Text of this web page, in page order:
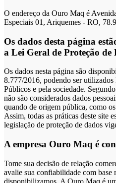
O endereço da Ouro Maq é
Especiais 01, Ariquemes - RO,
Os dados desta página
a Lei Geral de Proteção de
Os dados nesta página são
8.777/2016, podendo ser utilizados
Públicos e pela sociedade.
não são considerados dados
quando de origem pública, como
Assim, todas as práticas deste site
legislação de proteção de dados
A empresa Ouro Maq é
Tome sua decisão de relação
avalie sua confiabilidade com base
disponibilizamos. A Ouro Maq é